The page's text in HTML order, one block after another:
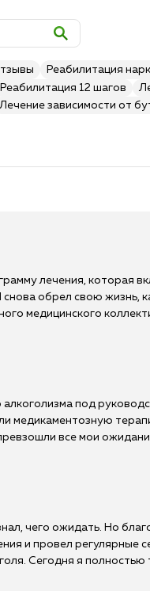
Реабилитация
Реабилитация 12 шагов
Лечение зависимости от
лечения, которая
обрел свою жизнь,
медицинского
под
медикаментозную
все мои
чего ожидать. Но
и провел регулярные
Сегодня я